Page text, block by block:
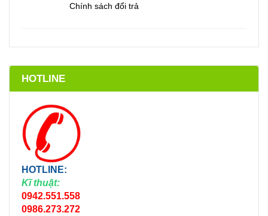
Chính sách đổi trả
HOTLINE
HOTLINE:
Kĩ thuật:
0942.551.558
0986.273.272